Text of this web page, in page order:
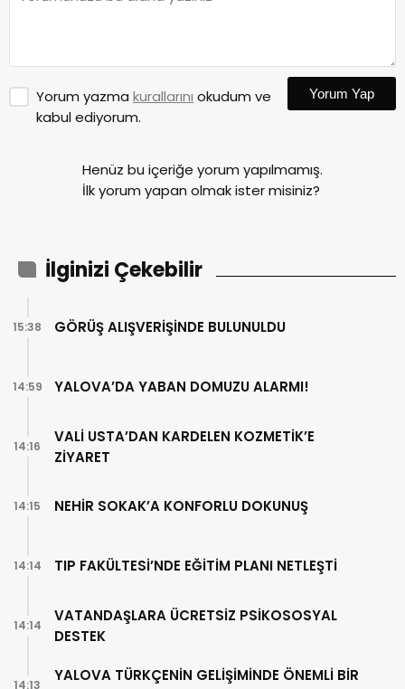
Yorum yazma kurallarını okudum ve
kabul ediyorum.
Yorum Yap
Henüz bu içeriğe yorum yapılmamış.
İlk yorum yapan olmak ister misiniz?
İlginizi Çekebilir
GÖRÜŞ ALIŞVERİŞİNDE BULUNULDU
15:38
YALOVA’DA YABAN DOMUZU ALARMI!
14:59
VALİ USTA’DAN KARDELEN KOZMETİK’E
ZİYARET
14:16
NEHİR SOKAK’A KONFORLU DOKUNUŞ
14:15
TIP FAKÜLTESİ’NDE EĞİTİM PLANI NETLEŞTİ
14:14
VATANDAŞLARA ÜCRETSİZ PSİKOSOSYAL
DESTEK
14:14
YALOVA TÜRKÇENİN GELİŞİMİNDE ÖNEMLİ BİR
14:13